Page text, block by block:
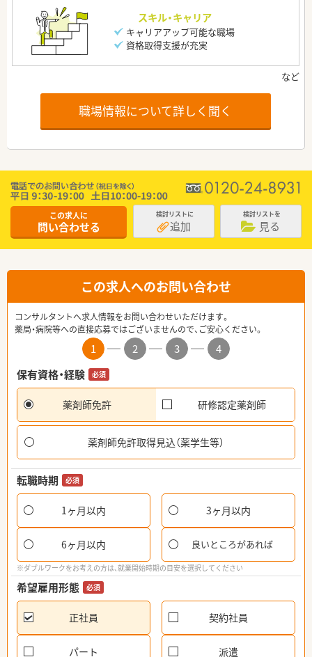
スキル・キャリア
キャリアアップ可能な職場
資格取得支援が充実
職場情報について詳しく聞く
この求人に
問い合わせる
検討リストに
追加
検討リストを
見る
この求人へのお問い合わせ
コンサルタントへ求人情報をお問い合わせいただけます。
薬局・病院等への直接応募ではございませんので、ご安心ください。
1 2 3
4
保有資格・経験
必須
薬剤師免許 研修認定薬剤師
薬剤師免許取得見込（薬学生等）
転職時期 必須
1ヶ月以内 3ヶ月以内
6ヶ月以内 良いところがあれば
※ダブルワークをお考えの方は、就業開始時期の目安を選択してください
希望雇用形態 必須
正社員 契約社員
パート 派遣